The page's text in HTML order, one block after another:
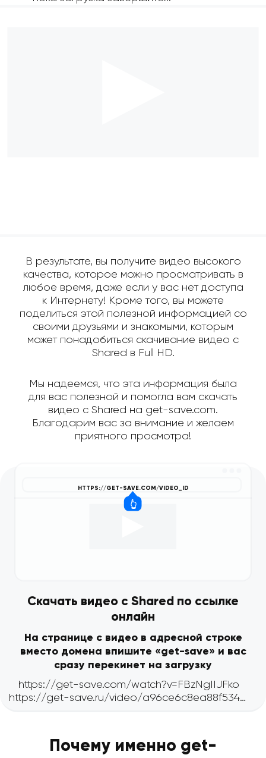
В результате, вы получите видео высокого
качества, которое можно просматривать в
любое время, даже если у вас нет доступа
к Интернету! Кроме того, вы можете
поделиться этой полезной информацией со
своими друзьями и знакомыми, которым
может понадобиться скачивание видео с
Shared в Full HD.
Мы надеемся, что эта информация была
для вас полезной и помогла вам скачать
видео с Shared на get-save.com.
Благодарим вас за внимание и желаем
приятного просмотра!
Скачать видео с Shared по ссылке
онлайн
На странице с видео в адресной строке
вместо домена впишите «get-save» и вас
сразу перекинет на загрузку
Почему именно get-